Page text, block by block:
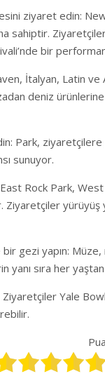
ziyaret edin:
sahiptir.
bir
İtalyan, Latin ve
deniz
Park, ziyaretçilere
sunuyor.
Rock Park,
Ziyaretçiler
gezi yapın: Müze,
sıra her
Ziyaretçiler Yale